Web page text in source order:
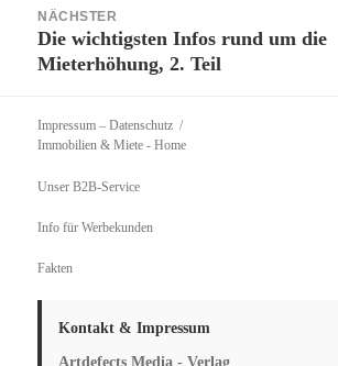
NÄCHSTER
Nächster
Beitrag:
Die wichtigsten Infos rund um die
Mieterhöhung, 2. Teil
Impressum – Datenschutz
Immobilien & Miete - Home
Unser B2B-Service
Info für Werbekunden
Fakten
Kontakt & Impressum
Artdefects Media - Verlag